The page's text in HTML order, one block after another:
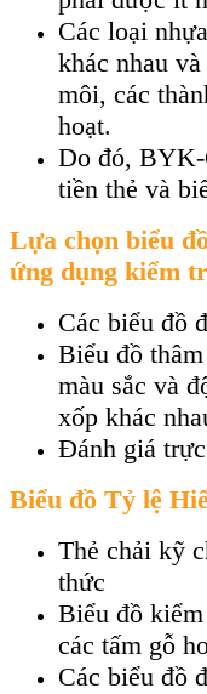
Các loại
khác nhau
môi, các
hoạt.
Do đó, BYK-
tiền thẻ và
Lựa chọn biểu
ứng dụng kiểm
Các biểu đồ
Biểu đồ
màu sắc và
xốp khác
Đánh giá
Biểu đồ Tỷ lệ
Thẻ chải kỹ
thức
Biểu đồ
các tấm gỗ
Các biểu đồ